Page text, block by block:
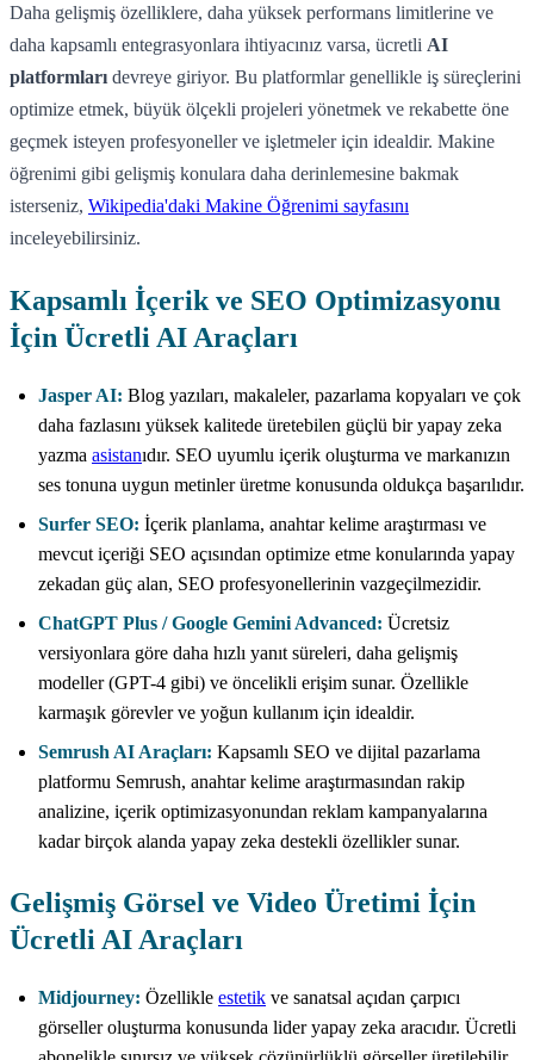
Daha gelişmiş özelliklere, daha yüksek performans limitlerine ve
daha kapsamlı entegrasyonlara ihtiyacınız varsa, ücretli AI
platformları devreye giriyor. Bu platformlar genellikle iş süreçlerini
optimize etmek, büyük ölçekli projeleri yönetmek ve rekabette öne
geçmek isteyen profesyoneller ve işletmeler için idealdir. Makine
öğrenimi gibi gelişmiş konulara daha derinlemesine bakmak
isterseniz, Wikipedia'daki Makine Öğrenimi sayfasını
inceleyebilirsiniz.
Kapsamlı İçerik ve SEO Optimizasyonu
İçin Ücretli AI Araçları
Jasper AI: Blog yazıları, makaleler, pazarlama kopyaları ve çok
daha fazlasını yüksek kalitede üretebilen güçlü bir yapay zeka
yazma asistanıdır. SEO uyumlu içerik oluşturma ve markanızın
ses tonuna uygun metinler üretme konusunda oldukça başarılıdır.
Surfer SEO: İçerik planlama, anahtar kelime araştırması ve
mevcut içeriği SEO açısından optimize etme konularında yapay
zekadan güç alan, SEO profesyonellerinin vazgeçilmezidir.
ChatGPT Plus / Google Gemini Advanced: Ücretsiz
versiyonlara göre daha hızlı yanıt süreleri, daha gelişmiş
modeller (GPT-4 gibi) ve öncelikli erişim sunar. Özellikle
karmaşık görevler ve yoğun kullanım için idealdir.
Semrush AI Araçları: Kapsamlı SEO ve dijital pazarlama
platformu Semrush, anahtar kelime araştırmasından rakip
analizine, içerik optimizasyonundan reklam kampanyalarına
kadar birçok alanda yapay zeka destekli özellikler sunar.
Gelişmiş Görsel ve Video Üretimi İçin
Ücretli AI Araçları
Midjourney: Özellikle estetik ve sanatsal açıdan çarpıcı
görseller oluşturma konusunda lider yapay zeka aracıdır. Ücretli